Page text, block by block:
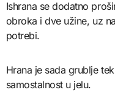
Ishrana se dodatno
obroka i dve užine, uz
potrebi.
Hrana je sada grublje
samostalnost u jelu.